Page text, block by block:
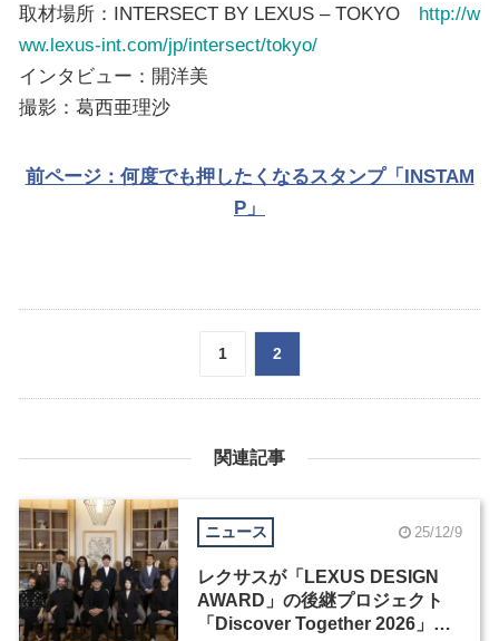
取材場所：INTERSECT BY LEXUS – TOKYO http://w
ww.lexus-int.com/jp/intersect/tokyo/
インタビュー：開洋美
撮影：葛西亜理沙
前ページ：何度でも押したくなるスタンプ「INSTAM
P」
1 2
関連記事
ニュース 25/12/9
レクサスが「LEXUS DESIGN
AWARD」の後継プロジェクト
「Discover Together 2026」を